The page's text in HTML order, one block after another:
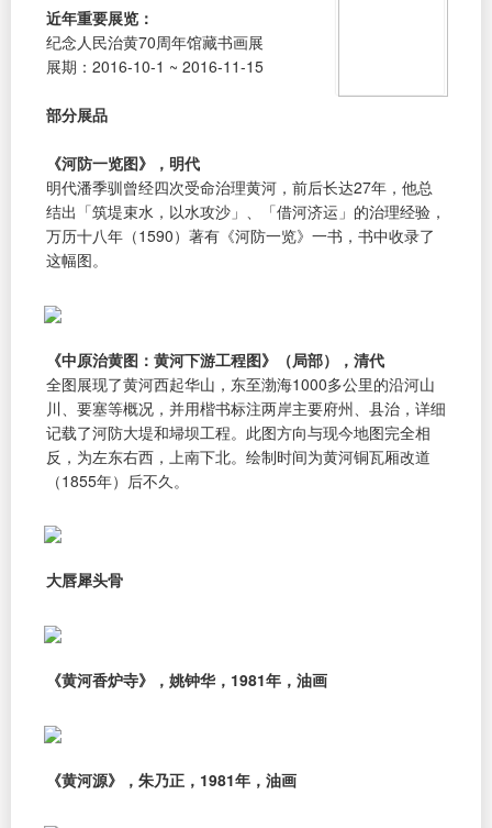
近年重要展览：
纪念人民治黄70周年馆藏书画展
展期：2016-10-1 ~ 2016-11-15
部分展品
《河防一览图》，明代
明代潘季驯曾经四次受命治理黄河，前后长达27年，他总
结出「筑堤束水，以水攻沙」、「借河济运」的治理经验，
万历十八年（1590）著有《河防一览》一书，书中收录了
这幅图。
《中原治黄图：黄河下游工程图》（局部），清代
全图展现了黄河西起华山，东至渤海1000多公里的沿河山
川、要塞等概况，并用楷书标注两岸主要府州、县治，详细
记载了河防大堤和埽坝工程。此图方向与现今地图完全相
反，为左东右西，上南下北。绘制时间为黄河铜瓦厢改道
（1855年）后不久。
大唇犀头骨
《黄河香炉寺》，姚钟华，1981年，油画
《黄河源》，朱乃正，1981年，油画